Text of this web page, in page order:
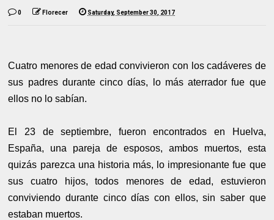
0 Florecer Saturday, September 30, 2017
Cuatro menores de edad convivieron con los cadáveres de
sus padres durante cinco días, lo más aterrador fue que
ellos no lo sabían.
El 23 de septiembre, fueron encontrados en Huelva,
España, una pareja de esposos, ambos muertos, esta
quizás parezca una historia más, lo impresionante fue que
sus cuatro hijos, todos menores de edad, estuvieron
conviviendo durante cinco días con ellos, sin saber que
estaban muertos.